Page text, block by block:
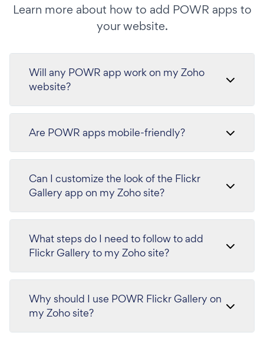
Learn more about how to add POWR apps to
your website.
Will any POWR app work on my Zoho
website?
Are POWR apps mobile-friendly?
Can I customize the look of the Flickr
Gallery app on my Zoho site?
What steps do I need to follow to add
Flickr Gallery to my Zoho site?
Why should I use POWR Flickr Gallery on
my Zoho site?